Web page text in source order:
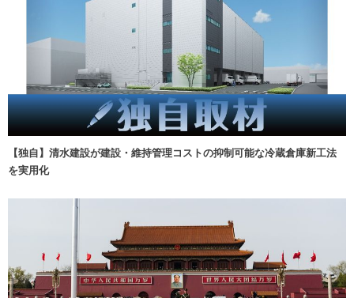
【独自】清水建設が建設・維持管理コストの抑制可能な冷蔵倉庫新工法
を実用化